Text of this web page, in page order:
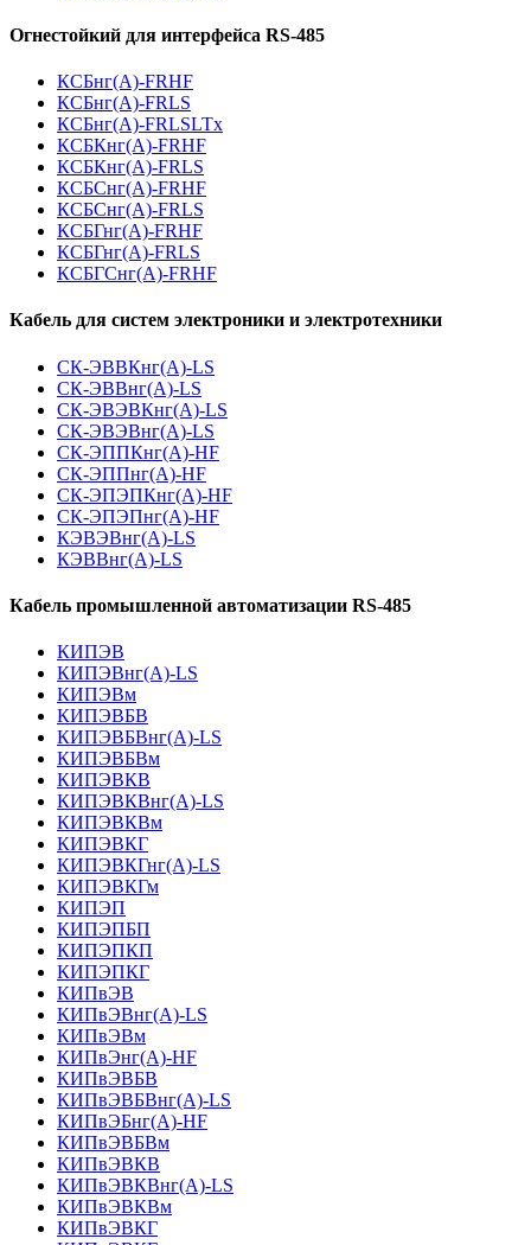
Огнестойкий для интерфейса RS-485
КСБнг(А)-FRHF
КСБнг(А)-FRLS
КСБнг(А)-FRLSLTx
КСБКнг(А)-FRHF
КСБКнг(А)-FRLS
КСБСнг(А)-FRHF
КСБСнг(А)-FRLS
КСБГнг(А)-FRHF
КСБГнг(А)-FRLS
КСБГСнг(А)-FRHF
Кабель для систем электроники и электротехники
СК-ЭВВКнг(А)-LS
СК-ЭВВнг(А)-LS
СК-ЭВЭВКнг(А)-LS
СК-ЭВЭВнг(А)-LS
СК-ЭППКнг(А)-HF
СК-ЭППнг(А)-HF
СК-ЭПЭПКнг(А)-HF
СК-ЭПЭПнг(А)-HF
КЭВЭВнг(А)-LS
КЭВВнг(А)-LS
Кабель промышленной автоматизации RS-485
КИПЭВ
КИПЭВнг(А)-LS
КИПЭВм
КИПЭВБВ
КИПЭВБВнг(А)-LS
КИПЭВБВм
КИПЭВКВ
КИПЭВКВнг(А)-LS
КИПЭВКВм
КИПЭВКГ
КИПЭВКГнг(А)-LS
КИПЭВКГм
КИПЭП
КИПЭПБП
КИПЭПКП
КИПЭПКГ
КИПвЭВ
КИПвЭВнг(А)-LS
КИПвЭВм
КИПвЭнг(А)-HF
КИПвЭВБВ
КИПвЭВБВнг(А)-LS
КИПвЭБнг(А)-HF
КИПвЭВБВм
КИПвЭВКВ
КИПвЭВКВнг(А)-LS
КИПвЭВКВм
КИПвЭВКГ